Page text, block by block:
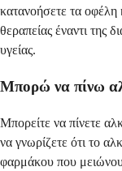
κατανοήσετε τα οφέλη
θεραπείας έναντι της
υγείας.
Μπορώ να πίνω
Μπορείτε να πίνετε
να γνωρίζετε ότι το
φαρμάκου που